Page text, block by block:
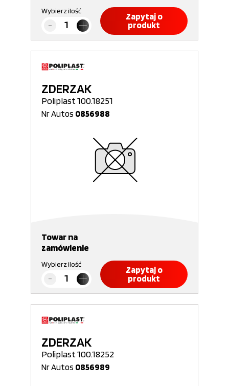
Wybierz ilość
Zapytaj o
produkt
ZDERZAK
Poliplast 100.18251
Nr Autos 0856988
Towar na
zamówienie
Wybierz ilość
Zapytaj o
produkt
ZDERZAK
Poliplast 100.18252
Nr Autos 0856989